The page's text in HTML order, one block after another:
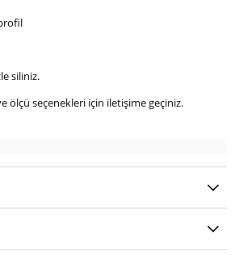
siliniz.
ölçü seçenekleri için iletişime geçiniz.